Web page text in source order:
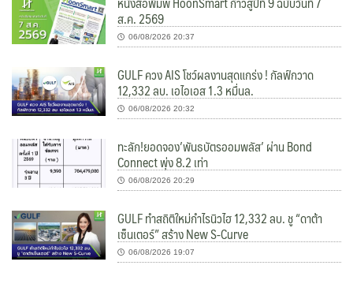
ส.ค. 2569
06/08/2026 20:37
GULF ควง AIS โชว์ผลงานสุดแกร่ง ! กัลฟ์กวาด
12,332 ลบ. เอไอเอส 1.3 หมื่นล.
06/08/2026 20:32
ทะลัก!ยอดจอง’พันธบัตรออมพลัส’ ผ่าน Bond
Connect พุ่ง 8.2 เท่า
06/08/2026 20:29
GULF ทำสถิติใหม่กำไรนิวไฮ 12,332 ลบ. ชู “ดาต้า
เซ็นเตอร์” สร้าง New S-Curve
06/08/2026 19:07